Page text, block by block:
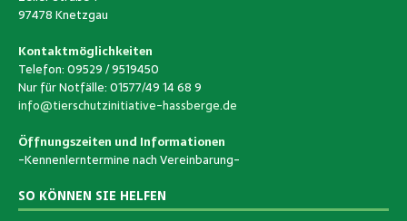
97478 Knetzgau
Kontaktmöglichkeiten
Telefon: 09529 / 9519450
Nur für Notfälle: 01577/49 14 68 9
info@tierschutzinitiative-hassberge.de
Öffnungszeiten und Informationen
-Kennenlerntermine nach Vereinbarung-
SO KÖNNEN SIE HELFEN